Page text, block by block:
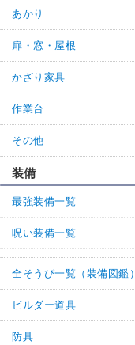
あかり
扉・窓・屋根
かざり家具
作業台
その他
装備
最強装備一覧
呪い装備一覧
全そうび一覧（装備図鑑）
ビルダー道具
防具